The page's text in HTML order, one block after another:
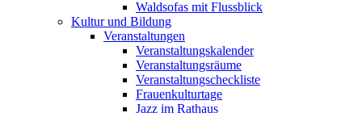
Waldsofas mit Flussblick
Kultur und Bildung
Veranstaltungen
Veranstaltungskalender
Veranstaltungsräume
Veranstaltungscheckliste
Frauenkulturtage
Jazz im Rathaus